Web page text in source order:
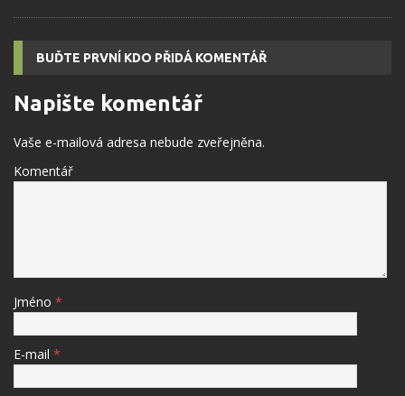
BUĎTE PRVNÍ KDO PŘIDÁ KOMENTÁŘ
Napište komentář
Vaše e-mailová adresa nebude zveřejněna.
Komentář
Jméno *
E-mail *